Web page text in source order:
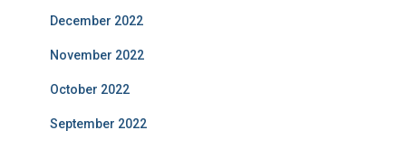
December 2022
November 2022
October 2022
September 2022